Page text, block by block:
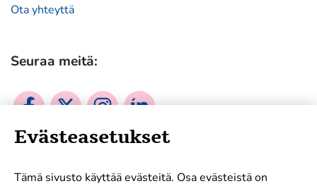
Ota yhteyttä
Seuraa meitä:
Sosiaalinen
facebook
Sosiaalinen
twitter
Sosiaalinen
instagram
Sosiaalinen
linkedin
Evästeasetukset
Tämä sivusto käyttää evästeitä. Osa evästeistä on